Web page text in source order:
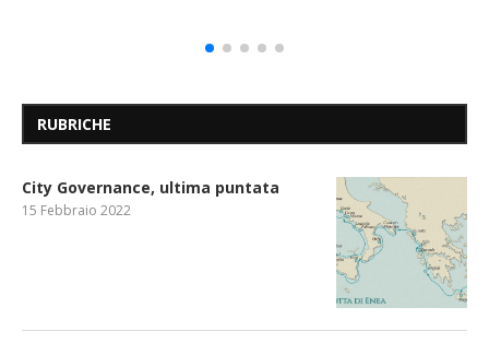
RUBRICHE
City Governance, ultima puntata
15 Febbraio 2022